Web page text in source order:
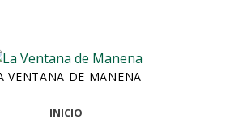
VENTANA DE MANENA
INICIO